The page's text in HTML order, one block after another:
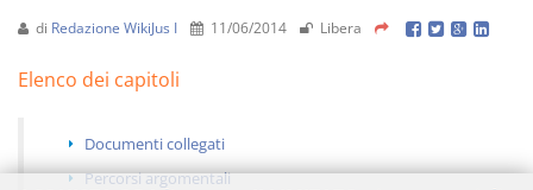
di Redazione WikiJus I 11/06/2014 Libera
Elenco dei capitoli
Documenti collegati
Percorsi argomentali